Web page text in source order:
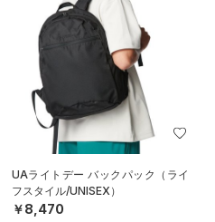
UAライトデー バックパック（ライ
フスタイル/UNISEX）
￥8,470